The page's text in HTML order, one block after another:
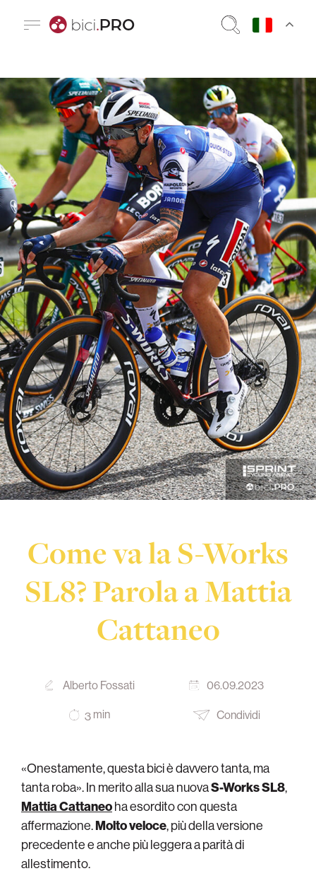
Come va la S-Works
SL8? Parola a Mattia
Cattaneo
Alberto Fossati 06.09.2023
3 min Condividi
«Onestamente, questa bici è davvero tanta, ma
tanta roba». In merito alla sua nuovaS-Works SL8,
Mattia Cattaneoha esordito con questa
affermazione.Molto veloce, più della versione
precedente e anche più leggera a parità di
allestimento.